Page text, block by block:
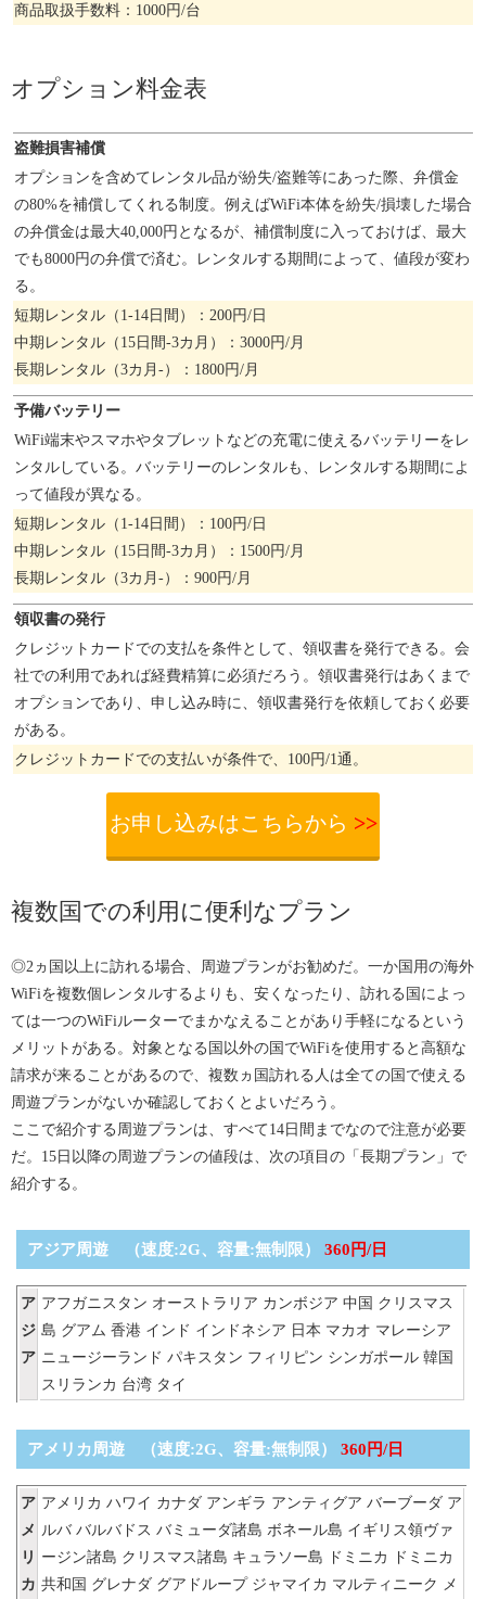
商品取扱手数料：1000円/台
オプション料金表
盗難損害補償
オプションを含めてレンタル品が紛失/盗難等にあった際、弁償金
の80%を補償してくれる制度。例えばWiFi本体を紛失/損壊した場合
の弁償金は最大40,000円となるが、補償制度に入っておけば、最大
でも8000円の弁償で済む。レンタルする期間によって、値段が変わ
る。
短期レンタル（1-14日間）：200円/日
中期レンタル（15日間-3カ月）：3000円/月
長期レンタル（3カ月-）：1800円/月
予備バッテリー
WiFi端末やスマホやタブレットなどの充電に使えるバッテリーをレ
ンタルしている。バッテリーのレンタルも、レンタルする期間によ
って値段が異なる。
短期レンタル（1-14日間）：100円/日
中期レンタル（15日間-3カ月）：1500円/月
長期レンタル（3カ月-）：900円/月
領収書の発行
クレジットカードでの支払を条件として、領収書を発行できる。会
社での利用であれば経費精算に必須だろう。領収書発行はあくまで
オプションであり、申し込み時に、領収書発行を依頼しておく必要
がある。
クレジットカードでの支払いが条件で、100円/1通。
お申し込みはこちらから >>
複数国での利用に便利なプラン
◎2ヵ国以上に訪れる場合、周遊プランがお勧めだ。一か国用の海外
WiFiを複数個レンタルするよりも、安くなったり、訪れる国によっ
ては一つのWiFiルーターでまかなえることがあり手軽になるという
メリットがある。対象となる国以外の国でWiFiを使用すると高額な
請求が来ることがあるので、複数ヵ国訪れる人は全ての国で使える
周遊プランがないか確認しておくとよいだろう。
ここで紹介する周遊プランは、すべて14日間までなので注意が必要
だ。15日以降の周遊プランの値段は、次の項目の「長期プラン」で
紹介する。
アジア周遊 （速度:2G、容量:無制限） 360円/日
ア
ジ
ア
アフガニスタン オーストラリア カンボジア 中国 クリスマス
島 グアム 香港 インド インドネシア 日本 マカオ マレーシア
ニュージーランド パキスタン フィリピン シンガポール 韓国
スリランカ 台湾 タイ
アメリカ周遊 （速度:2G、容量:無制限） 360円/日
ア
メ
リ
カ
アメリカ ハワイ カナダ アンギラ アンティグア バーブーダ ア
ルバ バルバドス バミューダ諸島 ボネール島 イギリス領ヴァ
ージン諸島 クリスマス諸島 キュラソー島 ドミニカ
ドミニカ
共和国 グレナダ グアドループ ジャマイカ マルティニーク メ